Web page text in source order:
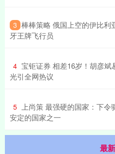
3 棒棒策略 俄国上空的伊比
牙王牌飞行员
4 宝钜证券 相差16岁！胡彦
光引全网热议
5
上尚策 最强硬的国家：下
安定的国家之一
最